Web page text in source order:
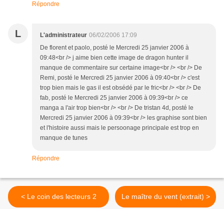
Répondre
L L'administrateur 06/02/2006 17:09
De florent et paolo, posté le Mercredi 25 janvier 2006 à
09:48<br /> j aime bien cette image de dragon hunter il
manque de commentaire sur certaine image<br /> <br /> De
Remi, posté le Mercredi 25 janvier 2006 à 09:40<br /> c'est
trop bien mais le gas il est obsédé par le fric<br /> <br /> De
fab, posté le Mercredi 25 janvier 2006 à 09:39<br /> ce
manga a l'air trop bien<br /> <br /> De tristan 4d, posté le
Mercredi 25 janvier 2006 à 09:39<br /> les graphise sont bien
et l'histoire aussi mais le persoonage principale est trop en
manque de tunes
Répondre
< Le coin des lecteurs 2 Le maître du vent (extrait) >